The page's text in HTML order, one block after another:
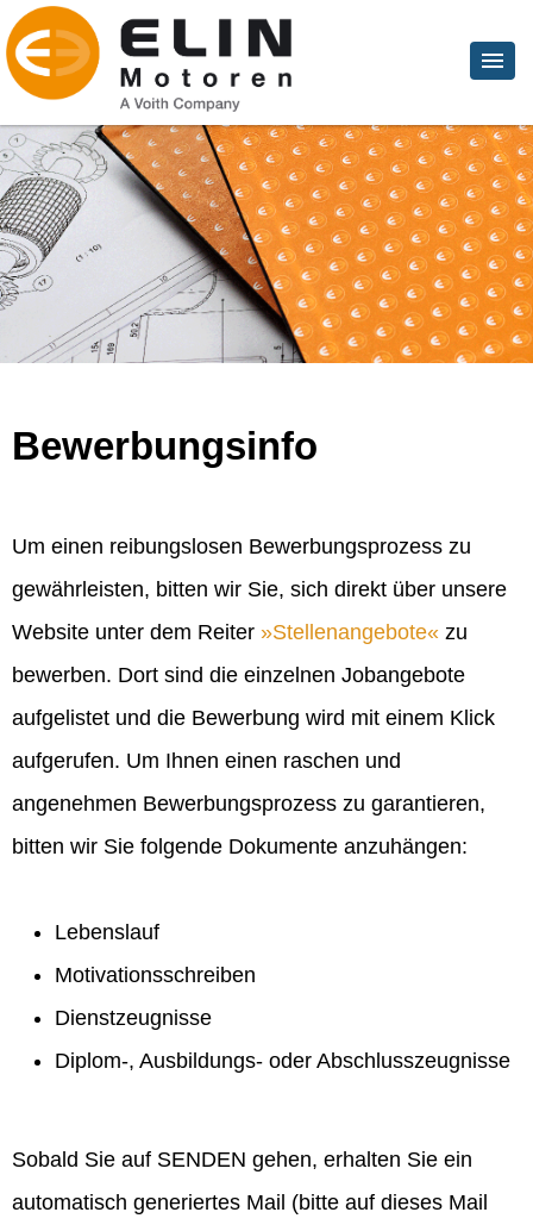
Bewerbungsinfo
Um einen reibungslosen Bewerbungsprozess zu
gewährleisten, bitten wir Sie, sich direkt über unsere
Website unter dem Reiter
Stellenangebote
zu
bewerben. Dort sind die einzelnen Jobangebote
aufgelistet und die Bewerbung wird mit einem Klick
aufgerufen. Um Ihnen einen raschen und
angenehmen Bewerbungsprozess zu garantieren,
bitten wir Sie folgende Dokumente anzuhängen:
Lebenslauf
Motivationsschreiben
Dienstzeugnisse
Diplom-, Ausbildungs- oder Abschlusszeugnisse
Sobald Sie auf SENDEN gehen, erhalten Sie ein
automatisch generiertes Mail (bitte auf dieses Mail